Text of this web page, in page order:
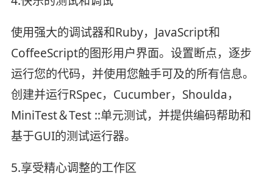
使用强大的调试器和Ruby，JavaScript和
CoffeeScript的图形用户界面。设置断点，逐步
运行您的代码，并使用您触手可及的所有信息。
创建并运行RSpec，Cucumber，Shoulda，
MiniTest＆Test ::单元测试，并提供编码帮助和
基于GUI的测试运行器。
5.享受精心调整的工作区